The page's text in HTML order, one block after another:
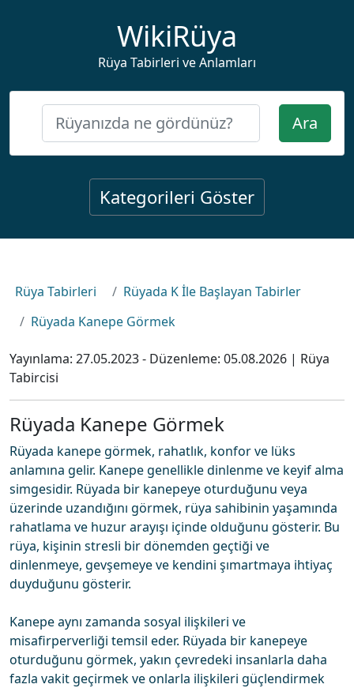
WikiRüya
Rüya Tabirleri ve Anlamları
Ara
Kategorileri Göster
Rüya Tabirleri
Rüyada K İle Başlayan Tabirler
Rüyada Kanepe Görmek
Yayınlama: 27.05.2023- Düzenleme: 05.08.2026 | Rüya
Tabircisi
Rüyada Kanepe Görmek
Rüyada kanepe görmek, rahatlık, konfor ve lüks
anlamına gelir. Kanepe genellikle dinlenme ve keyif alma
simgesidir. Rüyada bir kanepeye oturduğunu veya
üzerinde uzandığını görmek, rüya sahibinin yaşamında
rahatlama ve huzur arayışı içinde olduğunu gösterir. Bu
rüya, kişinin stresli bir dönemden geçtiği ve
dinlenmeye, gevşemeye ve kendini şımartmaya ihtiyaç
duyduğunu gösterir.
Kanepe aynı zamanda sosyal ilişkileri ve
misafirperverliği temsil eder. Rüyada bir kanepeye
oturduğunu görmek, yakın çevredeki insanlarla daha
fazla vakit geçirmek ve onlarla ilişkileri güçlendirmek